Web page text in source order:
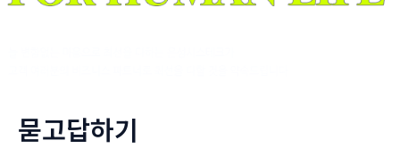
묻고답하기